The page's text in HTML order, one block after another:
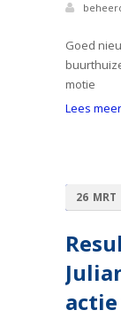
Goed
motie
Lees meer
26 MRT